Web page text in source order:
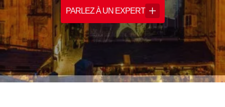
PARLEZ À UN EXPERT